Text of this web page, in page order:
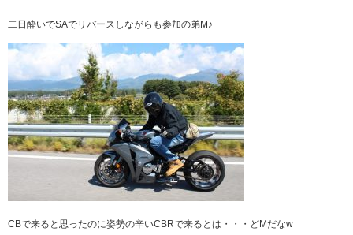
二日酔いでSAでリバースしながらも参加の弟M♪
CBで来ると思ったのに姿勢の辛いCBRで来るとは・・・どMだなw